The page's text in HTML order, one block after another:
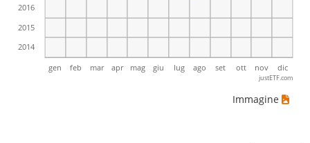
gen feb mar apr mag giu lug ago set ott nov dic
2014
2015
2016
justETF.com
Immagine